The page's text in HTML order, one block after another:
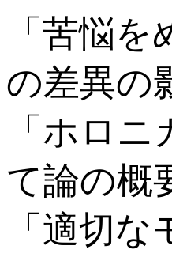
「苦悩
の差異の
「ホロ
て論の概
「適切